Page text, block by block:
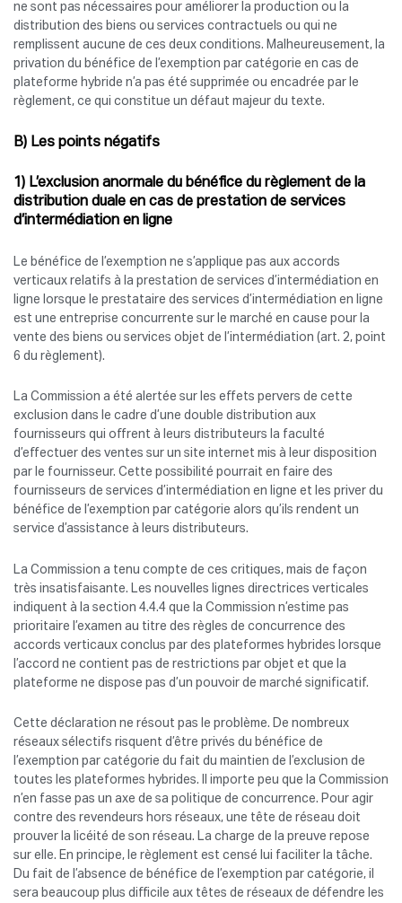
ne sont pas nécessaires pour améliorer la production ou la
distribution des biens ou services contractuels ou qui ne
remplissent aucune de ces deux conditions. Malheureusement, la
privation du bénéfice de l’exemption par catégorie en cas de
plateforme hybride n’a pas été supprimée ou encadrée par le
règlement, ce qui constitue un défaut majeur du texte.
B) Les points négatifs
1) L’exclusion anormale du bénéfice du règlement de la
distribution duale en cas de prestation de services
d’intermédiation en ligne
Le bénéfice de l’exemption ne s’applique pas aux accords
verticaux relatifs à la prestation de services d’intermédiation en
ligne lorsque le prestataire des services d’intermédiation en ligne
est une entreprise concurrente sur le marché en cause pour la
vente des biens ou services objet de l’intermédiation (art. 2, point
6 du règlement).
La Commission a été alertée sur les effets pervers de cette
exclusion dans le cadre d’une double distribution aux
fournisseurs qui offrent à leurs distributeurs la faculté
d’effectuer des ventes sur un site internet mis à leur disposition
par le fournisseur. Cette possibilité pourrait en faire des
fournisseurs de services d’intermédiation en ligne et les priver du
bénéfice de l’exemption par catégorie alors qu’ils rendent un
service d’assistance à leurs distributeurs.
La Commission a tenu compte de ces critiques, mais de façon
très insatisfaisante. Les nouvelles lignes directrices verticales
indiquent à la section 4.4.4 que la Commission n’estime pas
prioritaire l’examen au titre des règles de concurrence des
accords verticaux conclus par des plateformes hybrides lorsque
l’accord ne contient pas de restrictions par objet et que la
plateforme ne dispose pas d’un pouvoir de marché significatif.
Cette déclaration ne résout pas le problème. De nombreux
réseaux sélectifs risquent d’être privés du bénéfice de
l’exemption par catégorie du fait du maintien de l’exclusion de
toutes les plateformes hybrides. Il importe peu que la Commission
n’en fasse pas un axe de sa politique de concurrence. Pour agir
contre des revendeurs hors réseaux, une tête de réseau doit
prouver la licéité de son réseau. La charge de la preuve repose
sur elle. En principe, le règlement est censé lui faciliter la tâche.
Du fait de l’absence de bénéfice de l’exemption par catégorie, il
sera beaucoup plus difficile aux têtes de réseaux de défendre les